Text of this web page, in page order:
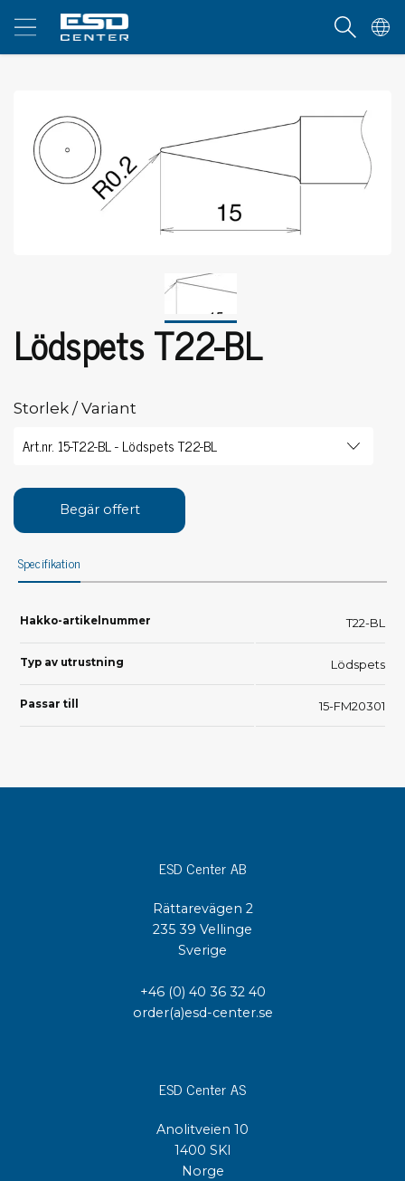
Lödspets T22-BL
Storlek / Variant
Begär offert
Specifikation
Hakko-artikelnummer T22-BL
Typ av utrustning Lödspets
Passar till 15-FM20301
ESD Center AB
Rättarevägen 2
235 39 Vellinge
Sverige
+46 (0) 40 36 32 40
order(a)esd-center.se
ESD Center AS
Anolitveien 10
1400 SKI
Norge